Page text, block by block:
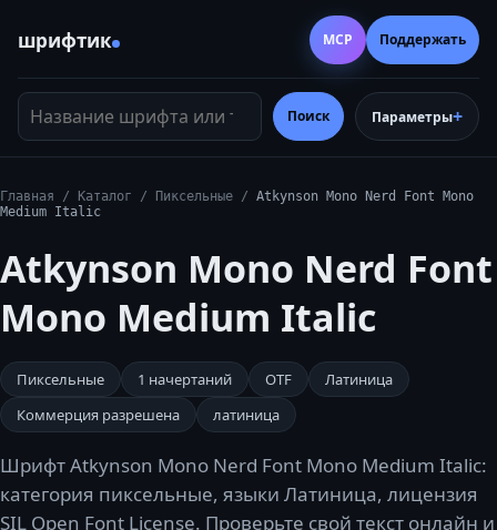
шрифтик
Название шрифта или тег
Поиск Параметры
MCP Поддержать
Главная / Каталог / Пиксельные / Atkynson Mono Nerd Font Mono
Medium Italic
Atkynson Mono Nerd Font
Mono Medium Italic
Пиксельные 1 начертаний OTF
Латиница
Коммерция разрешена
латиница
Шрифт Atkynson Mono Nerd Font Mono Medium Italic:
категория пиксельные, языки Латиница, лицензия
SIL Open Font License. Проверьте свой текст онлайн и